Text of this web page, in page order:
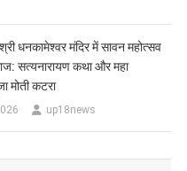
धनकामेश्वर मंदिर में सावन महोत्सव
सत्यनारायण कथा और महा
मोती कटरा
up18news